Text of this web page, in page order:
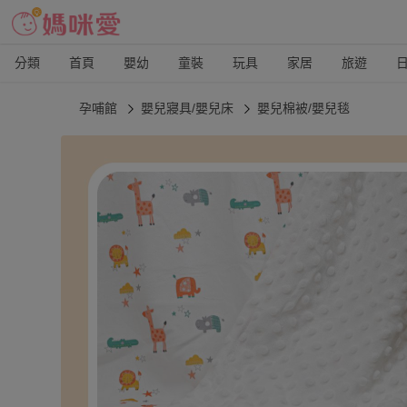
分類 首頁 嬰幼 童裝 玩具 家居 旅遊
孕哺館 嬰兒寢具/嬰兒床 嬰兒棉被/嬰兒毯